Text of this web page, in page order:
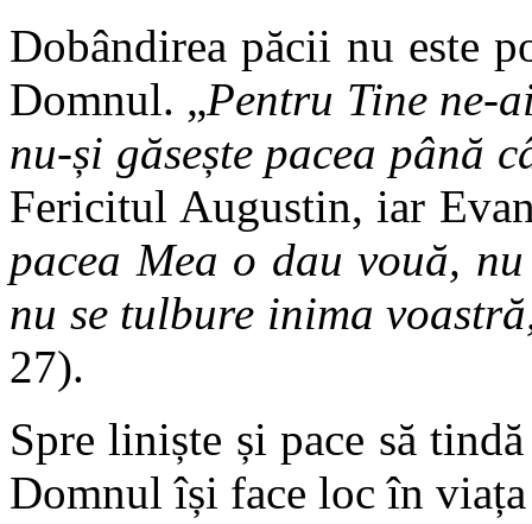
Dobândirea păcii nu este
Domnul. „Pentru Tine ne-
nu-și găsește pacea până
Fericitul Augustin, iar
pacea Mea o dau vouă,
nu se tulbure inima
27).
Spre liniște și pace să
Domnul își face loc în viața